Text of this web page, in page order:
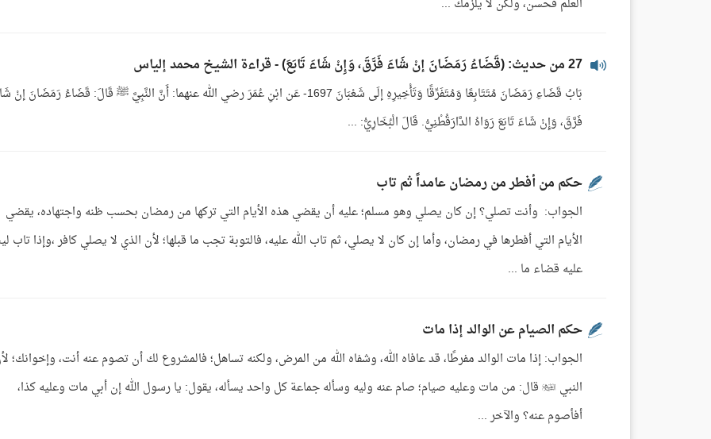
العلم فحسن، ولكن لا يلزمك ...
27 من حديث: (قَضَاءُ رَمَضَانَ إنْ شَاءَ فَرَّقَ، وَإِنْ شَاءَ تَابَعَ) - قراءة الشيخ محمد إلياس
بَابُ قَضَاءِ رَمَضَانَ مُتَتَابِعًا وَمُتَفَرِّقًا وَتَأْخِيرِهِ إلَى شَعْبَانَ 1697- عَن ابْنِ عُمَرَ رضي الله عنهما: أَنَّ النَّبِيَّ ﷺ قَالَ: قَضَاءُ رَمَضَانَ
فَرَّقَ، وَإِنْ شَاءَ تَابَعَ رَوَاهُ الدَّارَقُطْنِيُّ. قَالَ الْبُخَارِيُّ: ...
حكم من أفطر من رمضان عامداً ثم تاب
الجواب: وأنت تصلي؟ إن كان يصلي وهو مسلم؛ عليه أن يقضي هذه الأيام التي تركها من رمضان بحسب ظنه واجتهاده، يقضي
الأيام التي أفطرها في رمضان، وأما إن كان لا يصلي، ثم تاب الله عليه، فالتوبة تجب ما قبلها؛ لأن الذي لا يصلي كافر ،وإذا تاب
عليه قضاء ما ...
حكم الصيام عن الوالد إذا مات
الجواب: إذا مات الوالد مفرطًا، قد عافاه الله، وشفاه الله من المرض، ولكنه تساهل؛ فالمشروع لك أن تصوم عنه أنت، وإخوانك؛
النبي  قال: من مات وعليه صيام؛ صام عنه وليه وسأله جماعة كل واحد يسأله، يقول: يا رسول الله إن أبي مات وعليه كذا،
أفأصوم عنه؟ والآخر ...